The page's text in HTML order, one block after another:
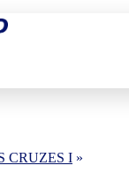
CRUZES I »